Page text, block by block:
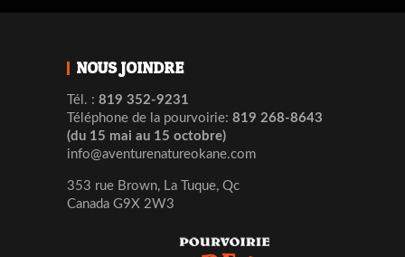
NOUS JOINDRE
Tél. : 819 352-9231
Téléphone de la pourvoirie: 819 268-8643
(du 15 mai au 15 octobre)
info@aventurenatureokane.com
353 rue Brown, La Tuque, Qc
Canada G9X 2W3